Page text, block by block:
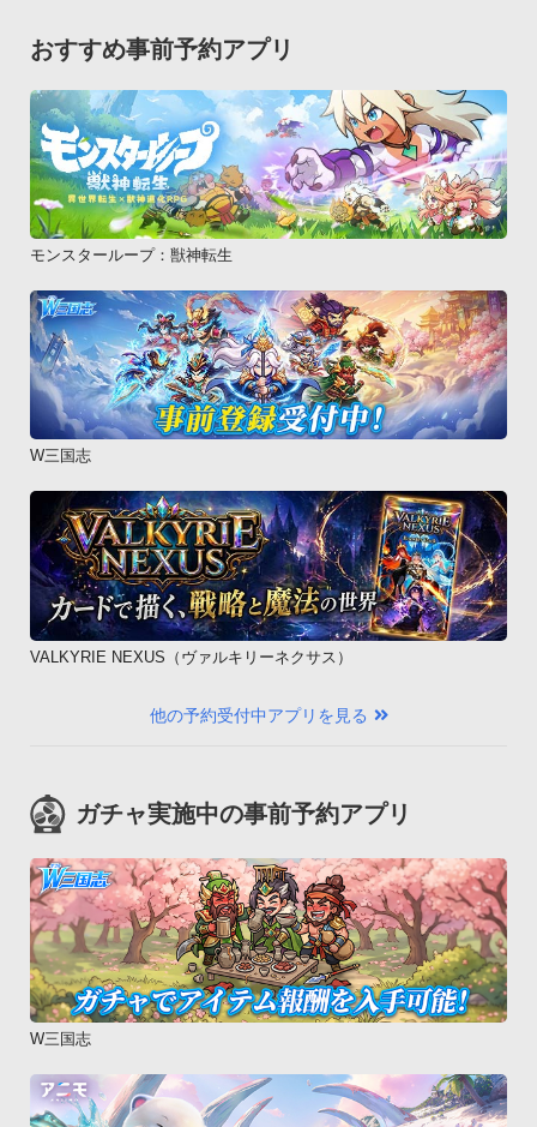
おすすめ事前予約アプリ
モンスターループ：獣神転生
W三国志
VALKYRIE NEXUS（ヴァルキリーネクサス）
他の予約受付中アプリを見る
ガチャ実施中の事前予約アプリ
W三国志